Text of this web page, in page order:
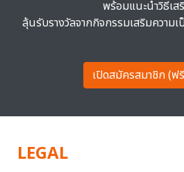
พร้อมแนะนำวิธีเส
ลุ้นรับรางวัลจากกิจกรรมเสริมความ
เปิดสมัครสมาชิก (ฟ
LEGAL